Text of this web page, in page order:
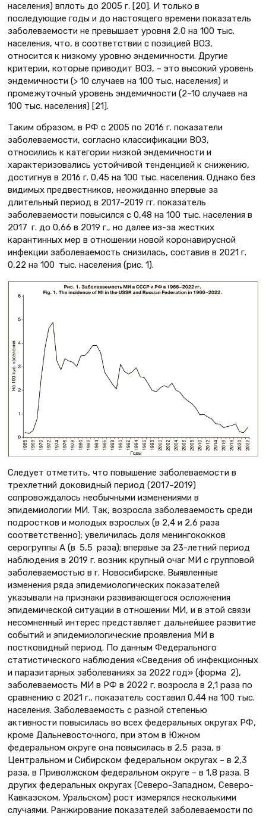
населения) вплоть до 2005 г. [20]. И только в
последующие годы и до настоящего времени показатель
заболеваемости не превышает уровня 2,0 на 100 тыс.
населения, что, в соответствии с позицией ВОЗ,
относится к низкому уровню эндемичности. Другие
критерии, которые приводит ВОЗ, – это высокий уровень
эндемичности (> 10 случаев на 100 тыс. населения) и
промежуточный уровень эндемичности (2–10 случаев на
100 тыс. населения) [21].
Таким образом, в РФ с 2005 по 2016 г. показатели
заболеваемости, согласно классификации ВОЗ,
относились к категории низкой эндемичности и
характеризовались устойчивой тенденцией к снижению,
достигнув в 2016 г. 0,45 на 100 тыс. населения. Однако без
видимых предвестников, неожиданно впервые за
длительный период в 2017–2019 гг. показатель
заболеваемости повысился с 0,48 на 100 тыс. населения в
2017 г. до 0,66 в 2019 г., но далее из-за жестких
карантинных мер в отношении новой коронавирусной
инфекции заболеваемость снизилась, составив в 2021 г.
0,22 на 100 тыс. населения (рис. 1).
Следует отметить, что повышение заболеваемости в
трехлетний доковидный период (2017–2019)
сопровождалось необычными изменениями в
эпидемиологии МИ. Так, возросла заболеваемость среди
подростков и молодых взрослых (в 2,4 и 2,6 раза
соответственно); увеличилась доля менингококков
серогруппы А (в 5,5 раза); впервые за 23-летний период
наблюдения в 2019 г. возник крупный очаг МИ с групповой
заболеваемостью в г. Новосибирске. Выявленные
изменения ряда эпидемиологических показателей
указывали на признаки развивающегося осложнения
эпидемической ситуации в отношении МИ, и в этой связи
несомненный интерес представляет дальнейшее развитие
событий и эпидемиологические проявления МИ в
постковидный период. По данным Федерального
статистического наблюдения «Сведения об инфекционных
и паразитарных заболеваниях за 2022 год» (форма 2),
заболеваемость МИ в РФ в 2022 г. возросла в 2,1 раза по
сравнению с 2021 г., показатель составил 0,44 на 100 тыс.
населения. Заболеваемость с разной степенью
активности повысилась во всех федеральных округах РФ,
кроме Дальневосточного, при этом в Южном
федеральном округе она повысилась в 2,5 раза, в
Центральном и Сибирском федеральном округах – в 2,3
раза, в Приволжском федеральном округе – в 1,8 раза. В
других федеральных округах (Северо-Западном, Северо-
Кавказском, Уральском) рост измерялся несколькими
случаями. Ранжирование показателей заболеваемости по